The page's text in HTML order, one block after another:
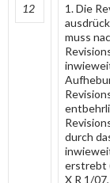
12
1. Die
muss
durch
erstrebt
X R 1/